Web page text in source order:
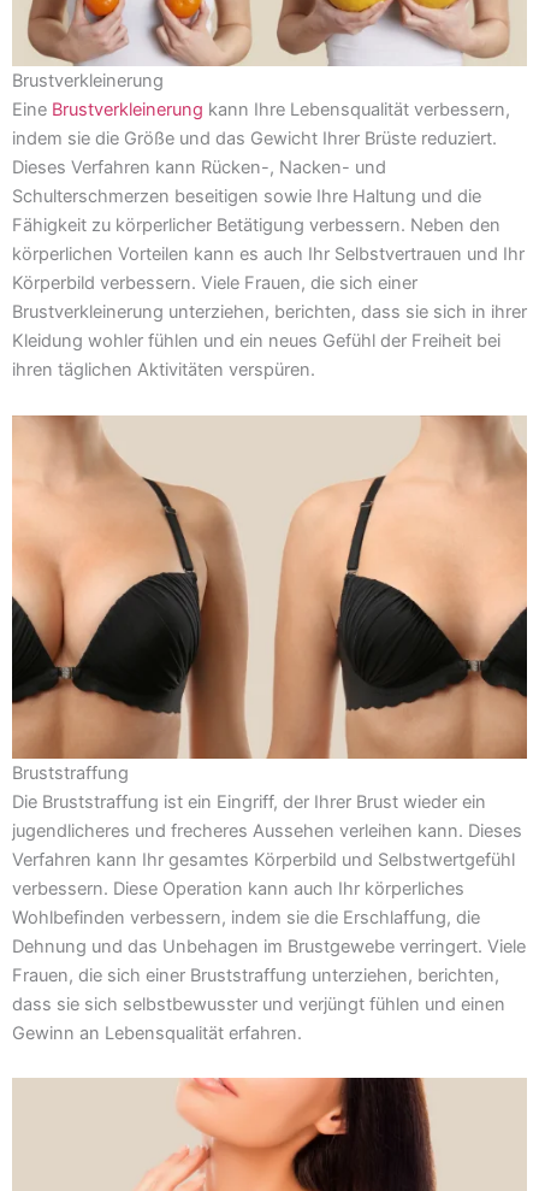
Brustverkleinerung
Eine Brustverkleinerung kann Ihre Lebensqualität verbessern,
indem sie die Größe und das Gewicht Ihrer Brüste reduziert.
Dieses Verfahren kann Rücken-, Nacken- und
Schulterschmerzen beseitigen sowie Ihre Haltung und die
Fähigkeit zu körperlicher Betätigung verbessern. Neben den
körperlichen Vorteilen kann es auch Ihr Selbstvertrauen und Ihr
Körperbild verbessern. Viele Frauen, die sich einer
Brustverkleinerung unterziehen, berichten, dass sie sich in ihrer
Kleidung wohler fühlen und ein neues Gefühl der Freiheit bei
ihren täglichen Aktivitäten verspüren.
Bruststraffung
Die Bruststraffung ist ein Eingriff, der Ihrer Brust wieder ein
jugendlicheres und frecheres Aussehen verleihen kann. Dieses
Verfahren kann Ihr gesamtes Körperbild und Selbstwertgefühl
verbessern. Diese Operation kann auch Ihr körperliches
Wohlbefinden verbessern, indem sie die Erschlaffung, die
Dehnung und das Unbehagen im Brustgewebe verringert. Viele
Frauen, die sich einer Bruststraffung unterziehen, berichten,
dass sie sich selbstbewusster und verjüngt fühlen und einen
Gewinn an Lebensqualität erfahren.